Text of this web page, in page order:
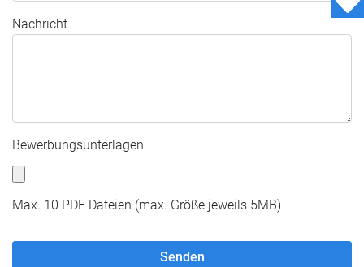
Nachricht
Bewerbungsunterlagen
Max. 10 PDF Dateien (max. Größe jeweils 5MB)